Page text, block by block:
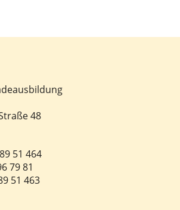
48
51 464
79 81
51 463